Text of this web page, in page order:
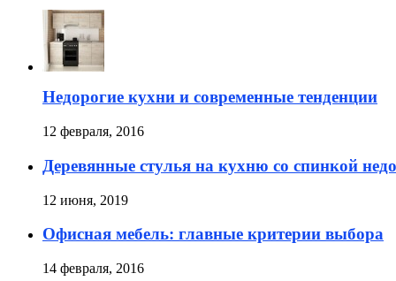
Недорогие кухни и современные тенденции
12 февраля, 2016
Деревянные стулья на кухню со спинкой
12 июня, 2019
Офисная мебель: главные критерии выбора
14 февраля, 2016